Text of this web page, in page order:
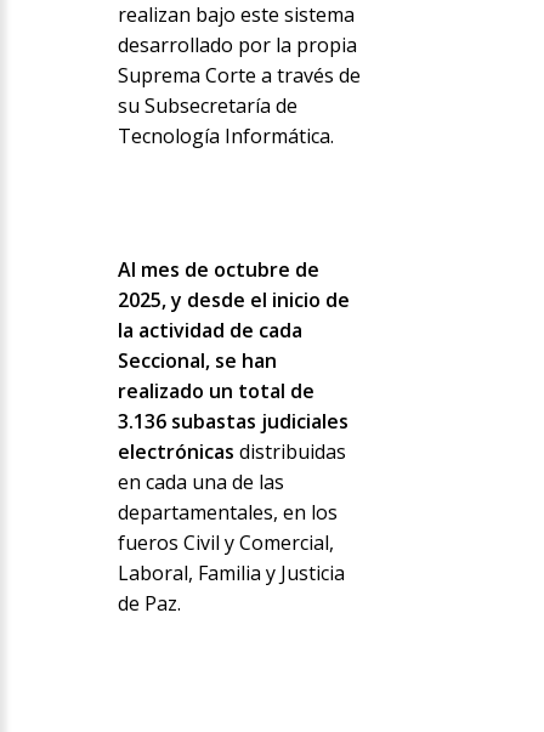
realizan bajo este sistema
desarrollado por la propia
Suprema Corte a través de
su Subsecretaría de
Tecnología Informática.
Al mes de octubre de
2025, y desde el inicio de
la actividad de cada
Seccional, se han
realizado un total de
3.136 subastas judiciales
electrónicas distribuidas
en cada una de las
departamentales, en los
fueros Civil y Comercial,
Laboral, Familia y Justicia
de Paz.